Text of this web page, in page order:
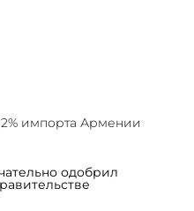
импорта Армении